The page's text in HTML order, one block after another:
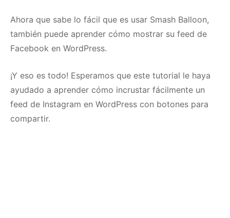
Ahora que sabe lo fácil que es usar Smash Balloon,
también puede aprender cómo mostrar su feed de
Facebook en WordPress.
¡Y eso es todo! Esperamos que este tutorial le haya
ayudado a aprender cómo incrustar fácilmente un
feed de Instagram en WordPress con botones para
compartir.